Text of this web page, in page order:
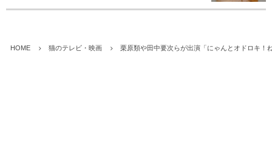
HOME 猫のテレビ・映画 栗原類や田中要次らが出演「にゃんとオドロキ！